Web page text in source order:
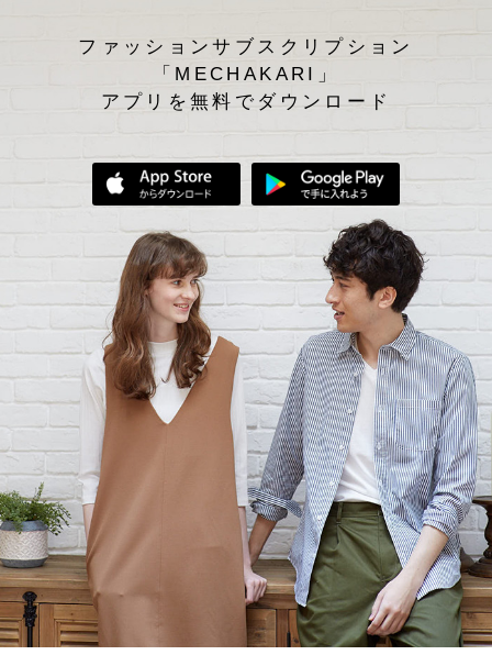
ファッションサブスクリプション
「MECHAKARI」
アプリを無料でダウンロード
App Storeからダウンロード